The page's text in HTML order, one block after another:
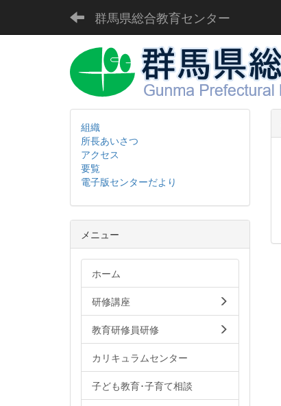
群馬県総合教育センター
組織
所長あいさつ
アクセス
要覧
電子版センターだより
メニュー
ホーム
研修講座
教育研修員研修
カリキュラムセンター
子ども教育･子育て相談